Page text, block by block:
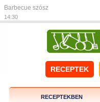
Barbecue szósz
14:30
RECEPTEK
RECEPTEKBEN